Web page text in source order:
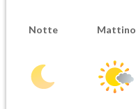
Notte Mattino